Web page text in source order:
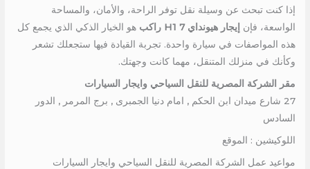
إذا كنت تبحث عن وسيلة نقل توفر الراحة، والأمان، والمساحة
الواسعة، فإن إيجار هيونداي H1 7 راكب
هو الخيار الذكي الذي يجمع كل
هذه المواصفات في سيارة واحدة. تجربة القيادة فيها ستجعلك تشعر
وكأنك في منزلك المتنقل، مهما كانت وجهتك.
مقر الشركة المصرية للنقل السياحي وايجار السيارات
27 شارع ميدان ابن الحكم , امام دنيا الجمبرى , برج المرمر , الدور
السادس
اللوكيشين : الموقع
مواعيد عمل الشركة المصرية للنقل السياحي وايجار السيارات